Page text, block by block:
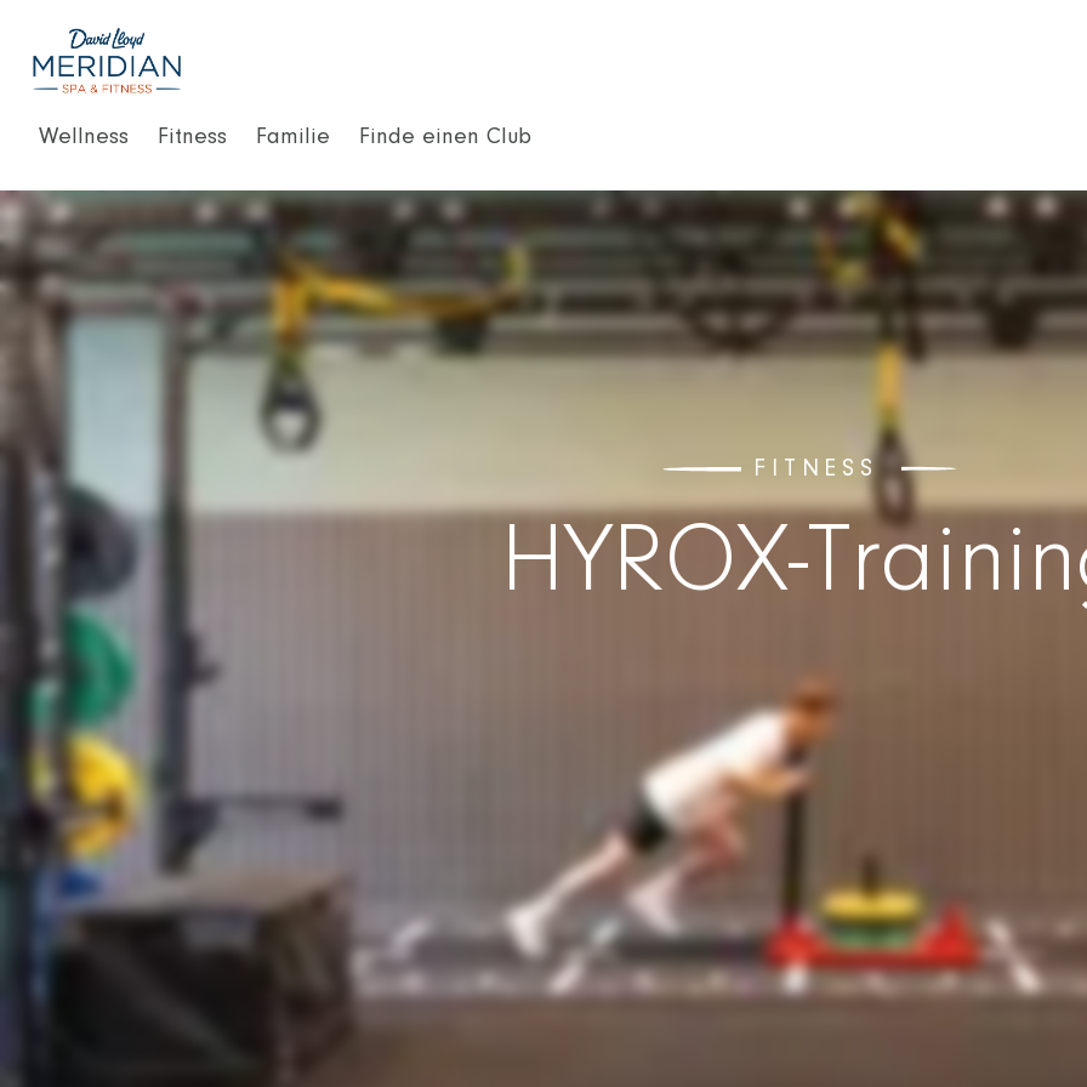
Wellness Fitness Familie Finde einen Club
FITNESS
HYROX-